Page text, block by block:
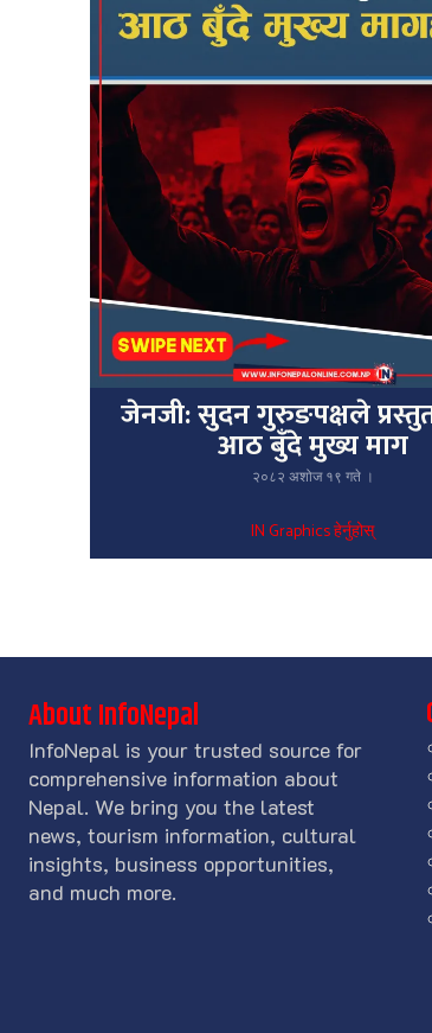
जेनजी: सुदन गुरुङपक्षले
आठ बुँदे मुख्य माग
२०८२ अशोज १९ गते ।
IN Graphics हेर्नुहोस्
About InfoNepal
InfoNepal is your trusted source for
comprehensive information about
Nepal. We bring you the latest
news, tourism information, cultural
insights, business opportunities,
and much more.